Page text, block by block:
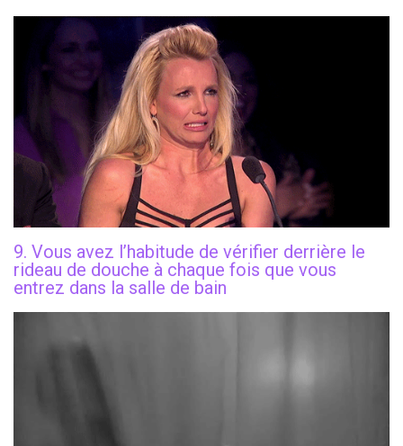
9. Vous avez l’habitude de vérifier derrière le
rideau de douche à chaque fois que vous
entrez dans la salle de bain